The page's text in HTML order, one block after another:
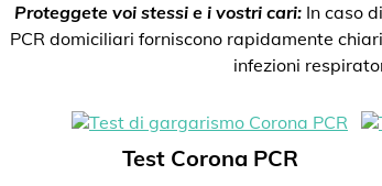
Proteggete voi stessi e i vostri cari:In caso
PCR domiciliari forniscono rapidamente
infezioni
Test Corona PCR